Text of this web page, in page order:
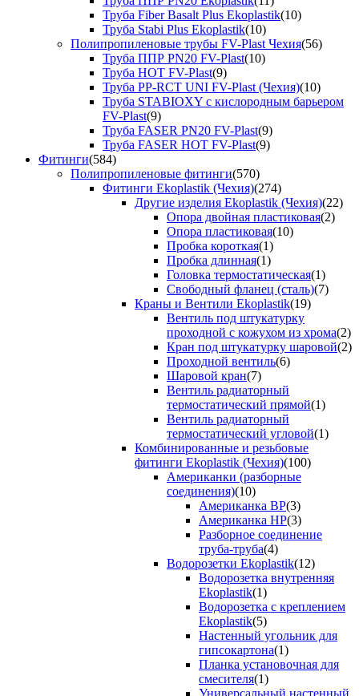
Труба Fiber Basalt Plus Ekoplastik(10)
Труба Stabi Plus Ekoplastik(10)
Полипропиленовые трубы FV-Plast Чехия(56)
Труба ППР PN20 FV-Plast(10)
Труба HOT FV-Plast(9)
Труба PP-RCT UNI FV-Plast (Чехия)(10)
Труба STABIOXY с кислородным барьером
FV-Plast(9)
Труба FASER PN20 FV-Plast(9)
Труба FASER HOT FV-Plast(9)
Фитинги(584)
Полипропиленовые фитинги(570)
Фитинги Ekoplastik (Чехия)(274)
Другие изделия Ekoplastik (Чехия)(22)
Опора двойная пластиковая(2)
Опора пластиковая(10)
Пробка короткая(1)
Пробка длинная(1)
Головка термостатическая(1)
Свободный фланец (сталь)(7)
Краны и Вентили Ekoplastik(19)
Вентиль под штукатурку
проходной с кожухом из хрома(2)
Кран под штукатурку шаровой(2)
Проходной вентиль(6)
Шаровой кран(7)
Вентиль радиаторный
термостатический прямой(1)
Вентиль радиаторный
термостатический угловой(1)
Комбинированные и резьбовые
фитинги Ekoplastik (Чехия)(100)
Американки (разборные
соединения)(10)
Американка ВР(3)
Американка НР(3)
Разборное соединение
труба-труба(4)
Водорозетки Ekoplastik(12)
Водорозетка внутренняя
Ekoplastik(1)
Водорозетка с креплением
Ekoplastik(5)
Настенный угольник для
гипсокартона(1)
Планка установочная для
смесителя(1)